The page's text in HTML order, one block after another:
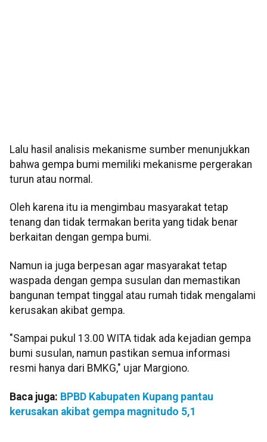
Lalu hasil analisis mekanisme sumber menunjukkan
bahwa gempa bumi memiliki mekanisme pergerakan
turun atau normal.
Oleh karena itu ia mengimbau masyarakat tetap
tenang dan tidak termakan berita yang tidak benar
berkaitan dengan gempa bumi.
Namun ia juga berpesan agar masyarakat tetap
waspada dengan gempa susulan dan memastikan
bangunan tempat tinggal atau rumah tidak mengalami
kerusakan akibat gempa.
"Sampai pukul 13.00 WITA tidak ada kejadian gempa
bumi susulan, namun pastikan semua informasi
resmi hanya dari BMKG," ujar Margiono.
Baca juga: BPBD Kabupaten Kupang pantau
kerusakan akibat gempa magnitudo 5,1